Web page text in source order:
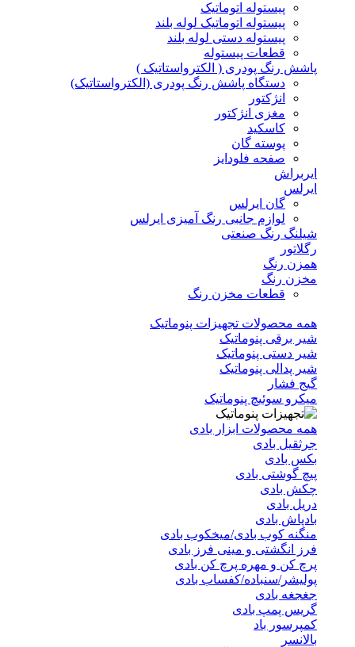
پیستوله اتوماتیک
پیستوله اتوماتیک لوله بلند
پیستوله دستی لوله بلند
قطعات پیستوله
پاشش رنگ پودری ( الکترواستاتیک )
دستگاه پاشش رنگ پودری (الکترواستاتیک)
انژکتور
مغزی انژکتور
کاسکید
پوسته گان
صفحه فلودایز
ایربراش
ایرلس
گان ایرلس
لوازم جانبی رنگ آمیزی ایرلس
شیلنگ رنگ صنعتی
رگلاتور
همزن رنگ
مخزن رنگ
قطعات مخزن رنگ
همه محصولات تجهیزات پنوماتیک
شیر برقی پنوماتیک
شیر دستی پنوماتیک
شیر پدالی پنوماتیک
گیج فشار
میکرو سوئیچ پنوماتیک
همه محصولات ابزار بادی
جرثقیل بادی
بکس بادی
پیچ گوشتی بادی
چکش بادی
دریل بادی
بادپاش بادی
منگنه کوب بادی/میخکوب بادی
فرز انگشتی و مینی فرز بادی
پرچ کن و مهره پرچ کن بادی
پولیشر/سنباده/کفساب بادی
جغجغه بادی
گریس پمپ بادی
کمپرسور باد
بالانسر